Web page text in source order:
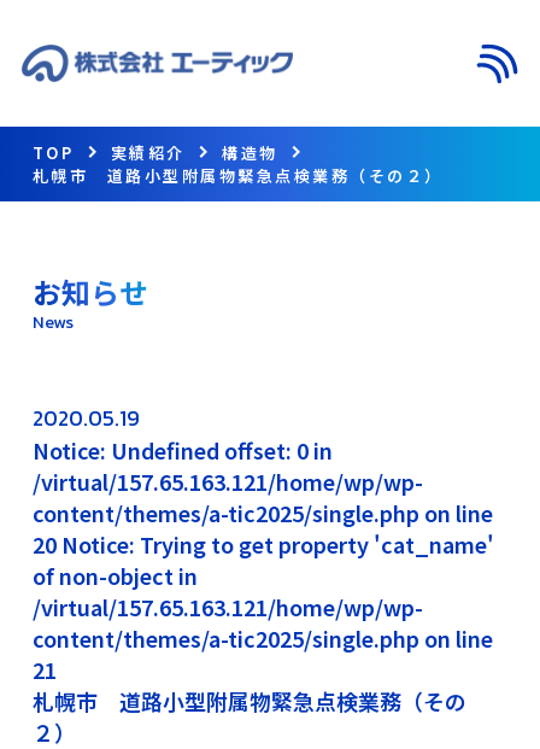
TOP 実績紹介
構造物
札幌市 道路小型附属物緊急点検業務（その２）
お知らせ
News
2020.05.19
Notice: Undefined offset: 0 in
/virtual/157.65.163.121/home/wp/wp-
content/themes/a-tic2025/single.php on line
20 Notice: Trying to get property 'cat_name'
of non-object in
/virtual/157.65.163.121/home/wp/wp-
content/themes/a-tic2025/single.php on line
21
札幌市 道路小型附属物緊急点検業務（その
２）